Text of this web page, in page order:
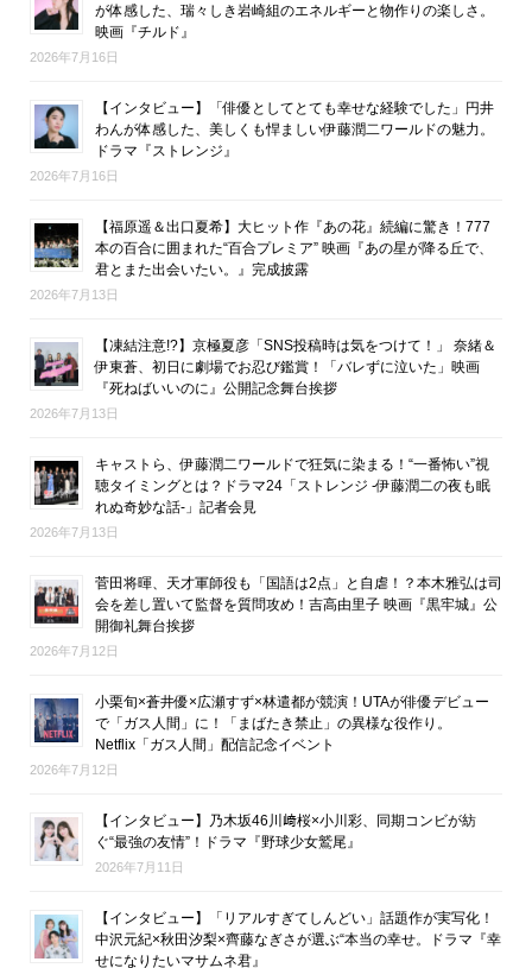
が体感した、瑞々しき岩崎組のエネルギーと物作りの楽しさ。
映画『チルド』
2026年7月16日
【インタビュー】「俳優としてとても幸せな経験でした」円井
わんが体感した、美しくも悍ましい伊藤潤二ワールドの魅力。
ドラマ『ストレンジ』
2026年7月16日
【福原遥＆出口夏希】大ヒット作『あの花』続編に驚き！777
本の百合に囲まれた“百合プレミア” 映画『あの星が降る丘で、
君とまた出会いたい。』完成披露
2026年7月13日
【凍結注意!?】京極夏彦「SNS投稿時は気をつけて！」 奈緒＆
伊東蒼、初日に劇場でお忍び鑑賞！「バレずに泣いた」映画
『死ねばいいのに』公開記念舞台挨拶
2026年7月13日
キャストら、伊藤潤二ワールドで狂気に染まる！“一番怖い”視
聴タイミングとは？ドラマ24「ストレンジ -伊藤潤二の夜も眠
れぬ奇妙な話-」記者会見
2026年7月13日
菅田将暉、天才軍師役も「国語は2点」と自虐！？本木雅弘は司
会を差し置いて監督を質問攻め！吉高由里子 映画『黒牢城』公
開御礼舞台挨拶
2026年7月12日
小栗旬×蒼井優×広瀬すず×林遣都が競演！UTAが俳優デビュー
で「ガス人間」に！「まばたき禁止」の異様な役作り。
Netflix「ガス人間」配信記念イベント
2026年7月12日
【インタビュー】乃木坂46川﨑桜×小川彩、同期コンビが紡
ぐ“最強の友情”！ドラマ『野球少女鷲尾』
2026年7月11日
【インタビュー】「リアルすぎてしんどい」話題作が実写化！
中沢元紀×秋田汐梨×齊藤なぎさが選ぶ“本当の幸せ。ドラマ『幸
せになりたいマサムネ君』